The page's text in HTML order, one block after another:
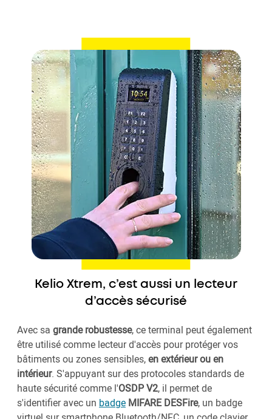
Kelio Xtrem, c’est aussi un lecteur
d’accès sécurisé
Avec sa grande robustesse, ce terminal peut également
être utilisé comme lecteur d'accès pour protéger vos
bâtiments ou zones sensibles,en extérieur ou en
intérieur. S'appuyant sur des protocoles standards de
haute sécurité comme l'OSDP V2, il permet de
s'identifier avec un badge MIFARE DESFire, un badge